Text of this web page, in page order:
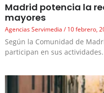
Madrid potencia la
mayores
Agencias Servimedia 10 febrero,
Según la Comunidad de
participan en sus actividades.